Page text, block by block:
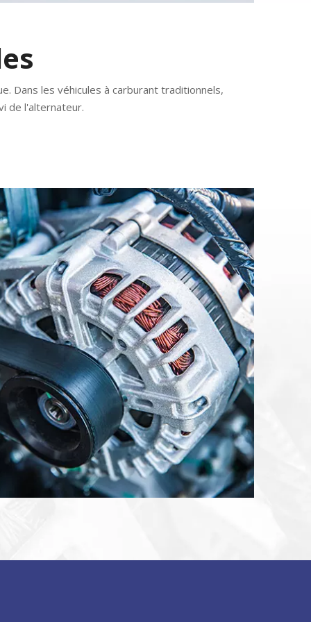
Dans les véhicules à carburant traditionnels,
de l'alternateur.
Multi solutions
disponibles
LEARN MORE